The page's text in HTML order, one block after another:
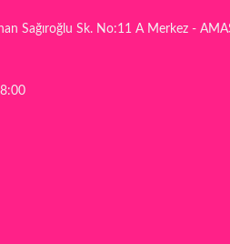
Sağıroğlu Sk. No:11 A Merkez -